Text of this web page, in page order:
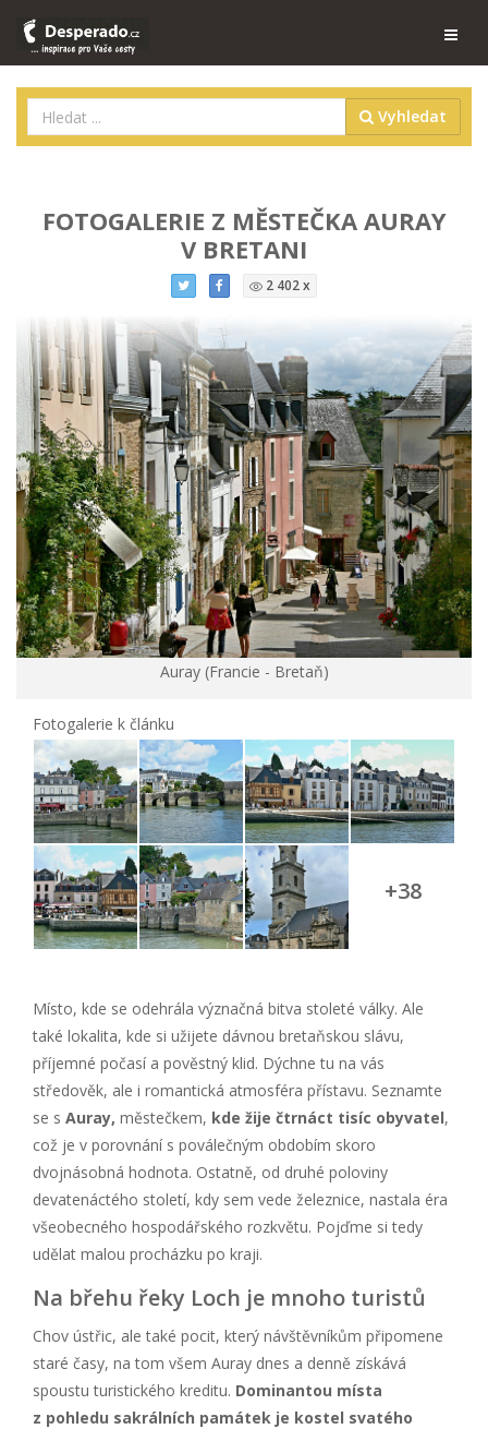
Vyhledat
FOTOGALERIE Z MĚSTEČKA AURAY
V BRETANI
2 402 x
Auray (Francie - Bretaň)
Fotogalerie k článku
+38
Místo, kde se odehrála význačná bitva stoleté války. Ale
také lokalita, kde si užijete dávnou bretaňskou slávu,
příjemné počasí a pověstný klid. Dýchne tu na vás
středověk, ale i romantická atmosféra přístavu. Seznamte
se s Auray, městečkem, kde žije čtrnáct tisíc obyvatel,
což je v porovnání s poválečným obdobím skoro
dvojnásobná hodnota. Ostatně, od druhé poloviny
devatenáctého století, kdy sem vede železnice, nastala éra
všeobecného hospodářského rozkvětu. Pojďme si tedy
udělat malou procházku po kraji.
Na břehu řeky Loch je mnoho turistů
Chov ústřic, ale také pocit, který návštěvníkům připomene
staré časy, na tom všem Auray dnes a denně získává
spoustu turistického kreditu. Dominantou místa
z pohledu sakrálních památek je kostel svatého